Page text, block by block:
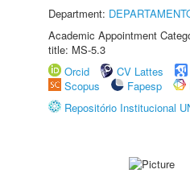
Department:
Academic Appointment
title: MS-5.3
Orcid
CV Lattes
Scopus
Fapesp
Repositório Institucional